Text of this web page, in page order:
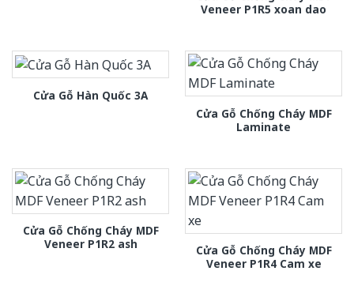
Veneer P1R5 xoan dao
Cửa Gỗ Hàn Quốc 3A
Cửa Gỗ Chống Cháy MDF
Laminate
Cửa Gỗ Chống Cháy MDF
Veneer P1R2 ash
Cửa Gỗ Chống Cháy MDF
Veneer P1R4 Cam xe